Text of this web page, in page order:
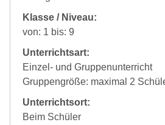
Klasse / Niveau:
von: 1 bis: 9
Unterrichtsart:
Einzel- und Gruppenunterricht
Gruppengröße: maximal 2
Unterrichtsort:
Beim Schüler